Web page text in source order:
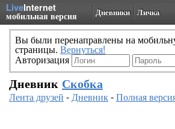
LiveInternet
мобильная версия Дневники Личка
Вы были перенаправлены на
страницы. Вернуться!
Авторизация
Дневник Скобка
Лента друзей -Дневник-Полная